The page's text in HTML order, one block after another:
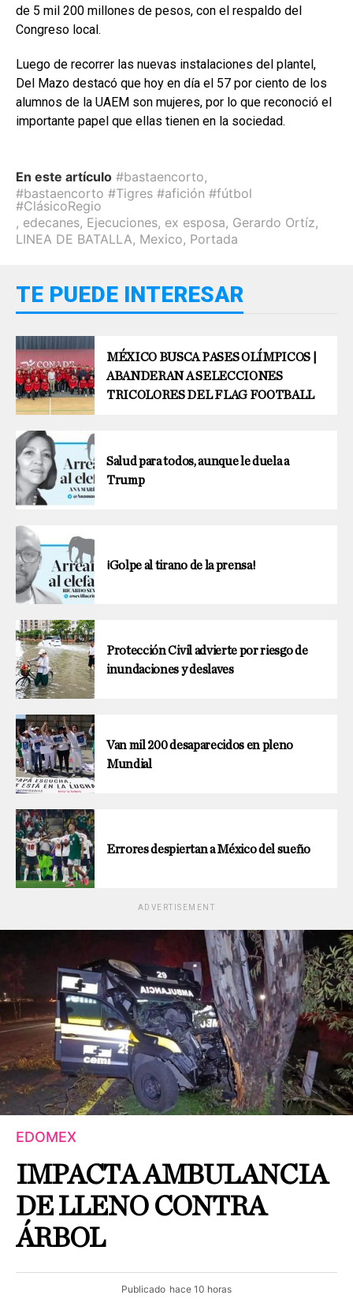
de 5 mil 200 millones de pesos, con el respaldo del
Congreso local.
Luego de recorrer las nuevas instalaciones del plantel,
Del Mazo destacó que hoy en día el 57 por ciento de los
alumnos de la UAEM son mujeres, por lo que reconoció el
importante papel que ellas tienen en la sociedad.
En este artículo #bastaencorto,
#bastaencorto #Tigres #afición #fútbol
#ClásicoRegio
, edecanes, Ejecuciones, ex esposa, Gerardo Ortíz,
LINEA DE BATALLA, Mexico, Portada
TE PUEDE INTERESAR
MÉXICO BUSCA PASES OLÍMPICOS |
ABANDERAN A SELECCIONES
TRICOLORES DEL FLAG FOOTBALL
Salud para todos, aunque le duela a
Trump
¡Golpe al tirano de la prensa!
Protección Civil advierte por riesgo de
inundaciones y deslaves
Van mil 200 desaparecidos en pleno
Mundial
Errores despiertan a México del sueño
ADVERTISEMENT
EDOMEX
IMPACTA AMBULANCIA
DE LLENO CONTRA
ÁRBOL
Publicado hace 10 horas